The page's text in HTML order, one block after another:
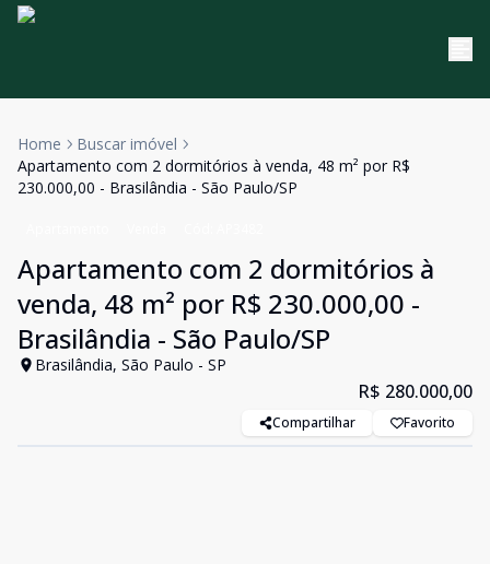
Home
Buscar imóvel
Apartamento com 2 dormitórios à venda, 48 m² por R$
230.000,00 - Brasilândia - São Paulo/SP
Apartamento com 2 dormitórios à
venda, 48 m² por R$ 230.000,00 -
Brasilândia - São Paulo/SP
Brasilândia, São Paulo - SP
R$ 280.000,00
Compartilhar Favorito